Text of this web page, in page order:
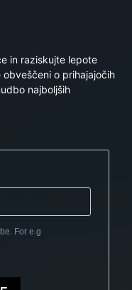
in raziskujte lepote
o prihajajočih
najboljših
For e.g